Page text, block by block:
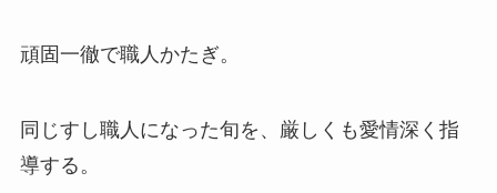
頑固一徹で職人かたぎ。
同じすし職人になった旬を、厳しくも愛情深く指
導する。